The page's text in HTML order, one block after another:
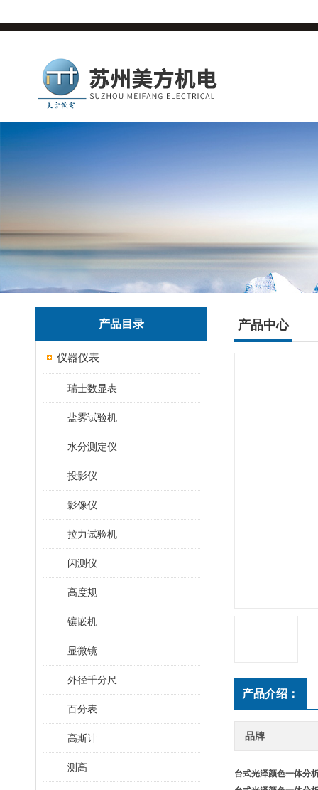
产品目录
仪器仪表
瑞士数显表
盐雾试验机
水分测定仪
投影仪
影像仪
拉力试验机
闪测仪
高度规
镶嵌机
显微镜
外径千分尺
百分表
高斯计
测高
产品中心
产品介绍：
品牌
台式光泽颜色一体分